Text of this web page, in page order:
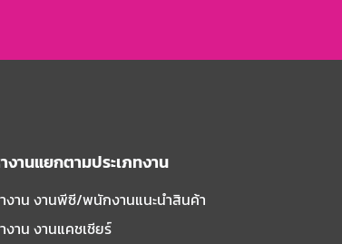
งานแยกตามประเภทงาน
งาน งานพีซี/พนักงานแนะนําสินค้า
งาน งานแคชเชียร์